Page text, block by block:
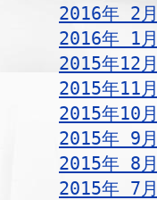
2016年 2月
2016年 1月
2015年12月
2015年11月
2015年10月
2015年 9月
2015年 8月
2015年 7月